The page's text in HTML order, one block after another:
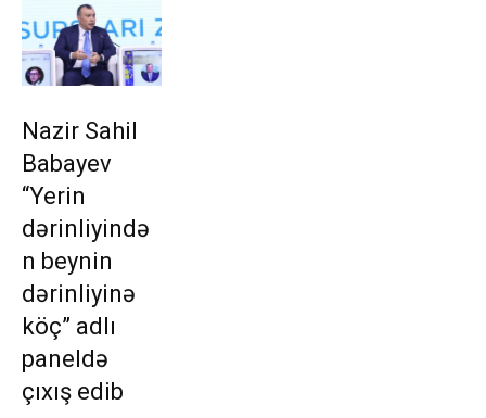
Nazir Sahil
Babayev
“Yerin
dərinliyində
n beynin
dərinliyinə
köç” adlı
paneldə
çıxış edib